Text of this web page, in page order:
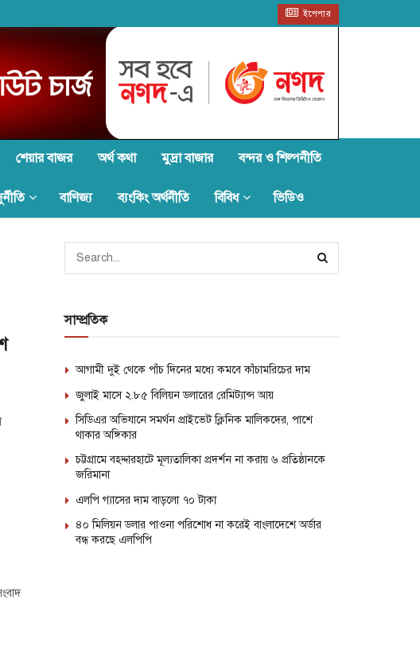
ইপেপার
শেয়ার বাজর অর্থ কথা মুদ্রা বাজার বন্দর ও শিল্পনীতি
বাণিজ্য ব্যংকিং অর্থনীতি বিবিধ ভিডিও
সাম্প্রতিক
আগামী দুই থেকে পাঁচ দিনের মধ্যে কমবে কাঁচামরিচের দাম
জুলাই মাসে ২.৮৫ বিলিয়ন ডলারের রেমিট্যান্স আয়
সিডিএর অভিযানে সমর্থন প্রাইভেট ক্লিনিক মালিকদের, পাশে
থাকার অঙ্গিকার
চট্টগ্রামে বহদ্দারহাটে মূল্যতালিকা প্রদর্শন না করায় ৬ প্রতিষ্ঠানকে
জরিমানা
এলপি গ্যাসের দাম বাড়লো ৭০ টাকা
৪০ মিলিয়ন ডলার পাওনা পরিশোধ না করেই বাংলাদেশে অর্ডার
বন্ধ করছে এলপিপি